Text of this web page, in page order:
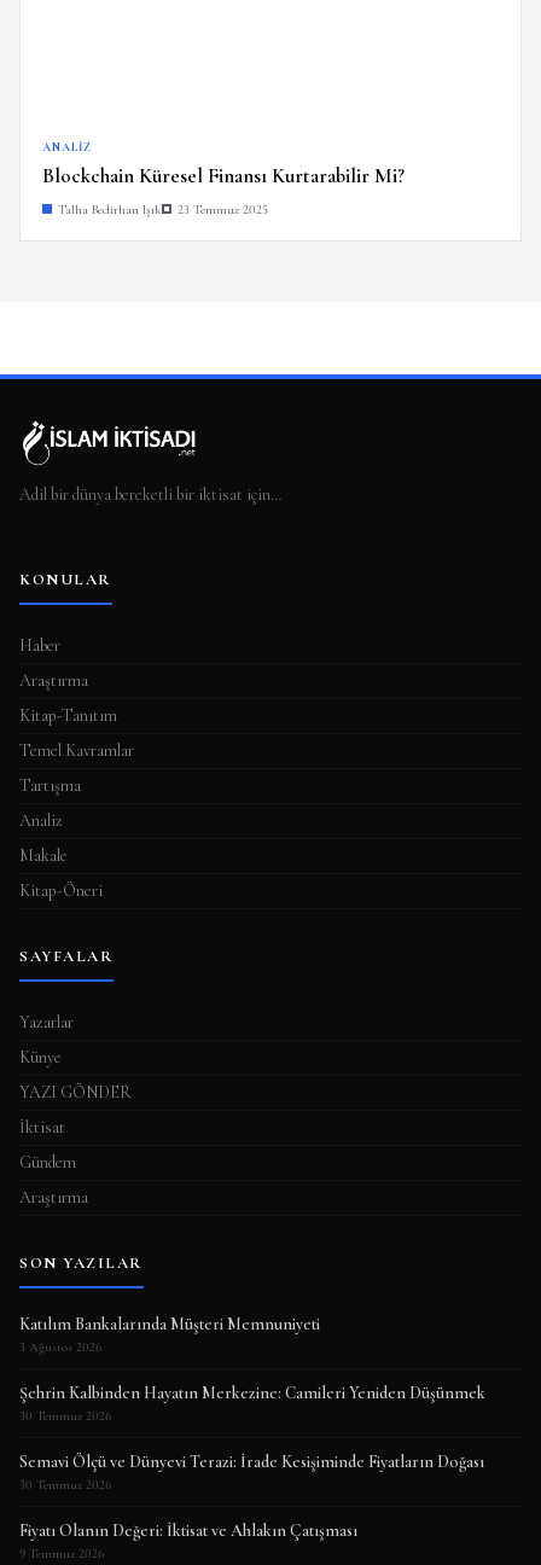
ANALIZ
Blockchain Küresel Finansı Kurtarabilir Mi?
Talha Bedirhan Işık 23 Temmuz 2025
Adil bir dünya bereketli bir iktisat için…
KONULAR
Haber
Araştırma
Kitap-Tanıtım
Temel Kavramlar
Tartışma
Analiz
Makale
Kitap-Öneri
SAYFALAR
Yazarlar
Künye
YAZI GÖNDER
İktisat
Gündem
Araştırma
SON YAZILAR
Katılım Bankalarında Müşteri Memnuniyeti
3 Ağustos 2026
Şehrin Kalbinden Hayatın Merkezine: Camileri Yeniden Düşünmek
30 Temmuz 2026
Semavi Ölçü ve Dünyevi Terazi: İrade Kesişiminde Fiyatların Doğası
30 Temmuz 2026
Fiyatı Olanın Değeri: İktisat ve Ahlakın Çatışması
9 Temmuz 2026